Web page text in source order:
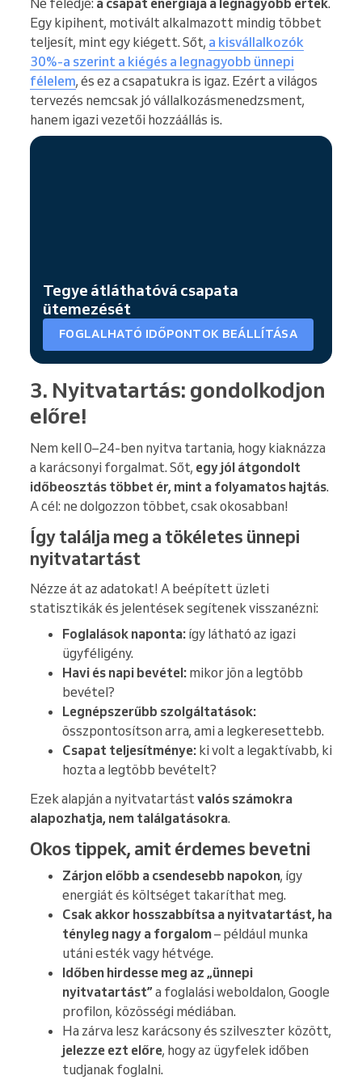
Egy kipihent, motivált alkalmazott mindig többet
teljesít, mint egy kiégett. Sőt, a kisvállalkozók
30%-a szerint a kiégés a legnagyobb ünnepi
félelem, és ez a csapatukra is igaz. Ezért a világos
tervezés nemcsak jó vállalkozásmenedzsment,
hanem igazi vezetői hozzáállás is.
Tegye átláthatóvá csapata
ütemezését
FOGLALHATÓ IDŐPONTOK BEÁLLÍTÁSA
3. Nyitvatartás: gondolkodjon
előre!
Nem kell 0–24-ben nyitva tartania, hogy kiaknázza
a karácsonyi forgalmat. Sőt, egy jól átgondolt
időbeosztás többet ér, mint a folyamatos hajtás.
A cél: ne dolgozzon többet, csak okosabban!
Így találja meg a tökéletes ünnepi
nyitvatartást
Nézze át az adatokat! A beépített üzleti
statisztikák és jelentések segítenek visszanézni:
Foglalások naponta: így látható az igazi
ügyféligény.
Havi és napi bevétel: mikor jön a legtöbb
bevétel?
Legnépszerűbb szolgáltatások:
összpontosítson arra, ami a legkeresettebb.
Csapat teljesítménye: ki volt a legaktívabb, ki
hozta a legtöbb bevételt?
Ezek alapján a nyitvatartást valós számokra
alapozhatja, nem találgatásokra.
Okos tippek, amit érdemes bevetni
Zárjon előbb a csendesebb napokon, így
energiát és költséget takaríthat meg.
Csak akkor hosszabbítsa a nyitvatartást, ha
tényleg nagy a forgalom– például munka
utáni esték vagy hétvége.
Időben hirdesse meg az „ünnepi
nyitvatartást” a foglalási weboldalon, Google
profilon, közösségi médiában.
Ha zárva lesz karácsony és szilveszter között,
jelezze ezt előre, hogy az ügyfelek időben
tudjanak foglalni.